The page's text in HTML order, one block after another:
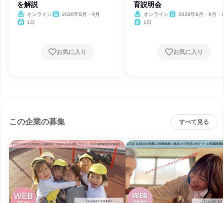
を解説
オンライン
2026年8月・9月
1日
お気に入り
育説明会
オンライン
2026年8月・9月・
1日
お気に入り
この企業の募集 すべて見る